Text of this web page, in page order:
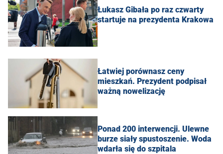
Łukasz Gibała po raz czwarty
startuje na prezydenta Krakowa
Łatwiej porównasz ceny
mieszkań. Prezydent podpisał
ważną nowelizację
Ponad 200 interwencji. Ulewne
burze siały spustoszenie. Woda
wdarła się do szpitala